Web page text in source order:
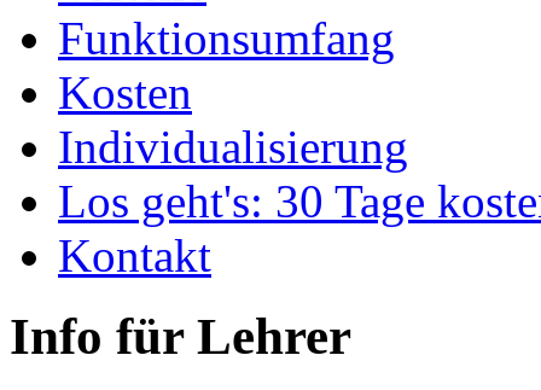
Funktionsumfang
Kosten
Individualisierung
Los geht's: 30 Tage
Kontakt
Info für Lehrer